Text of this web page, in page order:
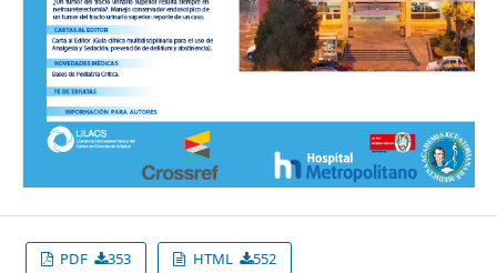
PDF 353 HTML 552